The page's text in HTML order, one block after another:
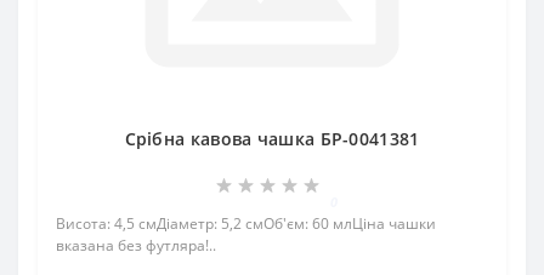
Срібна кавова чашка БР-0041381
Висота: 4,5 смДіаметр: 5,2 смОб'єм: 60 млЦіна чашки
вказана без футляра!..